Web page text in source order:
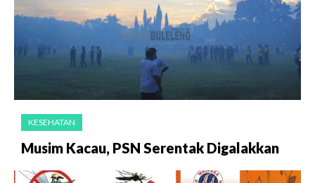
KESEHATAN
Musim Kacau, PSN Serentak Digalakkan